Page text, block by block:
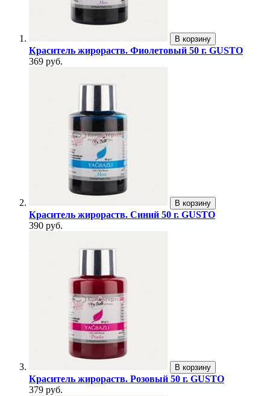
В корзину
Краситель жирораств. Фиолетовый 50 г. GUSTO
369 руб.
В корзину
Краситель жирораств. Синий 50 г. GUSTO
390 руб.
В корзину
Краситель жирораств. Розовый 50 г. GUSTO
379 руб.